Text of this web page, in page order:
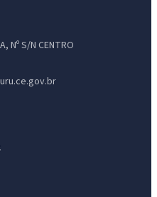
Nº S/N CENTRO
legislação, Diário Oficial,
do município.